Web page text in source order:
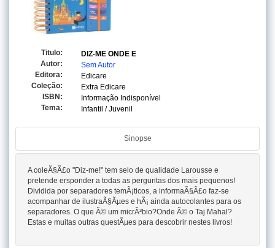
Titulo:
DIZ-ME ONDE E
Autor:
Sem Autor
Editora:
Edicare
Coleção:
Extra Edicare
ISBN:
Informação Indisponível
Tema:
Infantil / Juvenil
Sinopse
A coleÃ§Ã£o "Diz-me!" tem selo de qualidade Larousse e
pretende ersponder a todas as perguntas dos mais pequenos!
Dividida por separadores temÃ¡ticos, a informaÃ§Ã£o faz-se
acompanhar de ilustraÃ§Ãµes e hÃ¡ ainda autocolantes para os
separadores. O que Ã© um micrÃ³bio?Onde Ã© o Taj Mahal?
Estas e muitas outras questÃµes para descobrir nestes livros!